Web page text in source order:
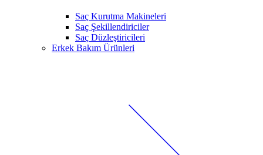
Saç Kurutma Makineleri
Saç Şekillendiriciler
Saç Düzleştiricileri
Erkek Bakım Ürünleri